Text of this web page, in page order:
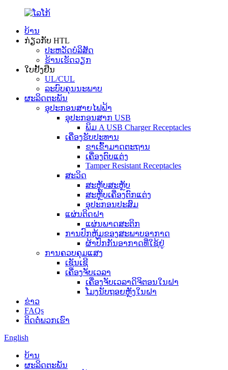
ບ້ານ
ກ່ຽວກັບ HTL
ປະ​ຫວັດ​ບໍ​ລິ​ສັດ
ຮ້ານເຮັດວຽກ
ໃບຢັ້ງຢືນ
UL/CUL
ລະບົບຄຸນນະພາບ
ຜະລິດຕະພັນ
ອຸປະກອນສາຍໄຟຟ້າ
ອຸປະກອນສາກ USB
ພິມ A USB Charger Receptacles
ເຄື່ອງຮັບປະທານ
ຂາເຂົ້າມາດຕະຖານ
ເຄື່ອງຕົບແຕ່ງ
Tamper Resistant Receptacles
ສະວິດ
ສະຫຼັບສະຫຼັບ
ສະຫຼັບເຄື່ອງຕົກແຕ່ງ
ອຸປະກອນປະສົມ
ແຜ່ນຕິດຝາ
ແຜ່ນພາດສະຕິກ
ການປົກຫຸ້ມຂອງສະພາບອາກາດ
ຜ້າປົກກັນອາກາດທີ່ໃຊ້ຢູ່
ການຄວບຄຸມແສງ
ເຊັນເຊີ
ເຄື່ອງຈັບເວລາ
ເຄື່ອງຈັບເວລາດິຈິຕອນໃນຝາ
ໂມງນັບຖອຍຫຼັງໃນຝາ
ຂ່າວ
FAQs
ຕິດ​ຕໍ່​ພວກ​ເຮົາ
English
ບ້ານ
ຜະລິດຕະພັນ